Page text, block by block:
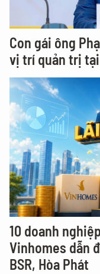
Con gái ông
vị trí quản trị
10 doanh
Vinhomes dẫn
BSR, Hòa Phát